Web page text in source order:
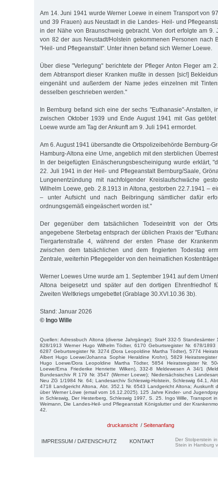
Am 14. Juni 1941 wurde Werner Loewe in einem Transport von
und 39 Frauen) aus Neustadt in die Landes- Heil- und
in der Nähe von Braunschweig gebracht. Von dort erfolgte am 9.
von 82 der aus Neustadt/Holstein gekommenen Personen nach
"Heil- und Pflegeanstalt". Unter ihnen befand sich Werner Loewe.
Über diese "Verlegung" berichtete der Pfleger Anton Fleger am
dem Abtransport dieser Kranken mußte in dessen [sic!]
eingenäht und außerdem der Name jedes einzelnen mit
desselben geschrieben werden."
In Bernburg befand sich eine der sechs "Euthanasie"-Anstalten,
zwischen Oktober 1939 und Ende August 1941 mit Gas
Loewe wurde am Tag der Ankunft am 9. Juli 1941 ermordet.
Am 6. August 1941 übersandte die Ortspolizeibehörde Bernburg-
Hamburg-Altona eine Urne, angeblich mit den sterblichen
In der beigefügten Einäscherungsbescheinigung wurde erklärt,
22. Juli 1941 in der Heil- und Pflegeanstalt Bernburg/Saale,
Lungenentzündung mit nachfolgender Kreislaufschwäche
Wilhelm Loewe, geb. 2.8.1913 in Altona, gestorben 22.7.1941 –
– unter Aufsicht und nach Beibringung sämtlicher dafür
ordnungsgemäß eingeäschert worden ist."
Der gegenüber dem tatsächlichen Todeseintritt von der
angegebene Sterbetag entsprach der üblichen Praxis der
Tiergartenstraße 4, während der ersten Phase der
zwischen dem tatsächlichen und dem fingierten Todestag
Zentrale, weiterhin Pflegegelder von den heimatlichen
Werner Loewes Urne wurde am 1. September 1941 auf dem
Altona beigesetzt und später auf den dortigen Ehrenfriedhof
Zweiten Weltkriegs umgebettet (Grablage 30.XVI.10.36 3b).
Stand: Januar 2026
© Ingo Wille
Quellen: Adressbuch Altona (diverse Jahrgänge); StaH 332-5 Standesämter
828/1913 Werner Hugo Wilhelm Tödter, 6170 Geburtsregister Nr. 678/1893
6287 Geburtsregister Nr. 3274 (Dora Leopoldine Martha Tödter), 5774
Albert Hugo Loewe/Johanna Sophie Heraldine Krohn), 5829
Hugo Loewe/Dora Leopoldine Martha Tödter, 5854 Heiratsregister Nr.
Loewe/Erna Friederike Henriette Wilken), 332-8 Meldewesen A 34/1
Bundesarchiv R 179 Nr. 3547 (Werner Loewe); Niedersächsisches
Neu ZG 1/1984 Nr. 64; Landesarchiv Schleswig-Holstein, Schleswig 64.1,
4718 Landgericht Altona, Abt. 352.1 Nr. 6543 Landgericht Altona; Auskunft
über Werner Löwe (email vom 16.12.2025). 125 Jahre Kinder- und
in Schleswig, Der Hesterberg, Schleswig 1997, S. 25. Ingo Wille, Transport
Weimann, Die Landes-Heil- und Pflegeanstalt Königslutter und der
42.
druckansicht / Seitenanfang
IMPRESSUM / DATENSCHUTZ KONTAKT
Der Stolperstein
Stein in Hamburg